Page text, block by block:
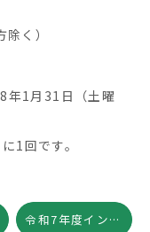
く）
年1月31日（土曜
1回です。
令和7年度インフルエンザワクチン予防接種のご案内